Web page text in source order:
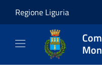
Regione Liguria